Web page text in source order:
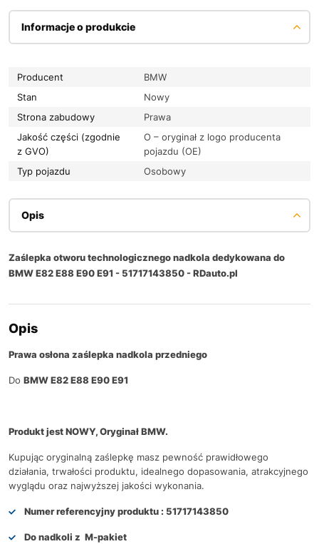
Informacje o produkcie
Producent
BMW
Stan
Nowy
Strona zabudowy
Prawa
Jakość części (zgodnie
z GVO)
O – oryginał z logo producenta
pojazdu (OE)
Typ pojazdu
Osobowy
Opis
Zaślepka otworu technologicznego nadkola dedykowana do
BMW E82 E88 E90 E91 - 51717143850 - RDauto.pl
Opis
Prawa osłona zaślepka nadkola przedniego
Do BMW E82 E88 E90 E91
Produkt jest NOWY, Oryginał BMW.
Kupując oryginalną zaślepkę masz pewność prawidłowego
działania, trwałości produktu, idealnego dopasowania, atrakcyjnego
wyglądu oraz najwyższej jakości wykonania.
Numer referencyjny produktu : 51717143850
Do nadkoli z M-pakiet